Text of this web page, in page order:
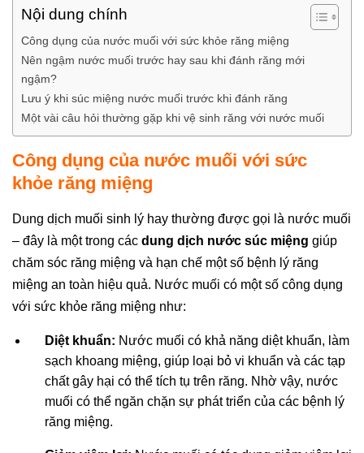
Nội dung chính
Công dụng của nước muối với sức khỏe răng miệng
Nên ngậm nước muối trước hay sau khi đánh răng mới
ngậm?
Lưu ý khi súc miệng nước muối trước khi đánh răng
Một vài câu hỏi thường gặp khi vệ sinh răng với nước muối
Công dụng của nước muối với sức
khỏe răng miệng
Dung dịch muối sinh lý hay thường được gọi là nước muối
– đây là một trong các dung dịch nước súc miệng giúp
chăm sóc răng miệng và hạn chế một số bệnh lý răng
miệng an toàn hiệu quả. Nước muối có một số công dụng
với sức khỏe răng miệng như:
Diệt khuẩn: Nước muối có khả năng diệt khuẩn, làm
sạch khoang miệng, giúp loại bỏ vi khuẩn và các tạp
chất gây hại có thể tích tụ trên răng. Nhờ vậy, nước
muối có thể ngăn chặn sự phát triển của các bệnh lý
răng miệng.